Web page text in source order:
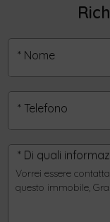
* Nome
* Telefono
* Di quali